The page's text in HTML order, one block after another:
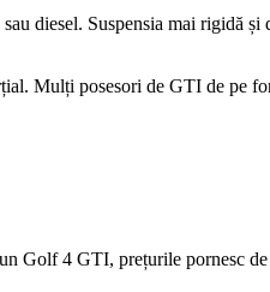
diesel. Suspensia mai rigidă și
Mulți posesori de GTI de pe
Golf 4 GTI, prețurile pornesc